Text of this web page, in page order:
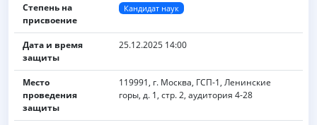
Степень на
присвоение
Кандидат наук
Дата и время
защиты
25.12.2025 14:00
Место
проведения
защиты
119991, г. Москва, ГСП-1, Ленинские
горы, д. 1, стр. 2, аудитория 4-28